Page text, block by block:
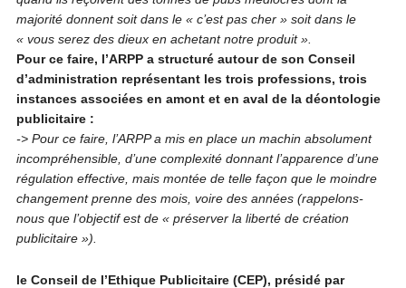
majorité donnent soit dans le « c’est pas cher » soit dans le
« vous serez des dieux en achetant notre produit ».
Pour ce faire, l’ARPP a structuré autour de son Conseil
d’administration représentant les trois professions, trois
instances associées en amont et en aval de la déontologie
publicitaire :
-> Pour ce faire, l’ARPP a mis en place un machin absolument
incompréhensible, d’une complexité donnant l’apparence d’une
régulation effective, mais montée de telle façon que le moindre
changement prenne des mois, voire des années (rappelons-
nous que l’objectif est de « préserver la liberté de création
publicitaire »).
le Conseil de l’Ethique Publicitaire (CEP), présidé par